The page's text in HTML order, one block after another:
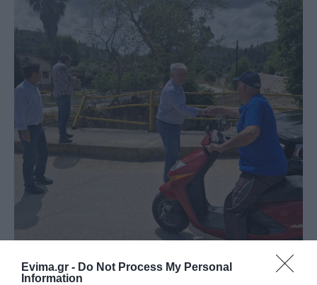
Evima.gr - Do Not Process My Personal
Information